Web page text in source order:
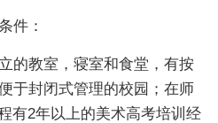
件：
的教室，寝室和食堂，有按
于封闭式管理的校园；在师
有2年以上的美术高考培训经